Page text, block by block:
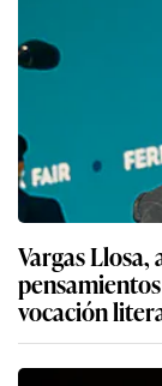
Vargas Llosa,
vocación